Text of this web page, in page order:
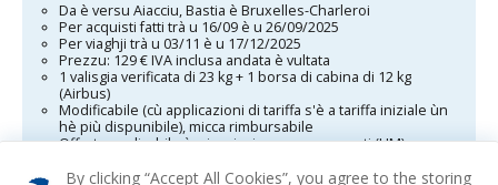
Da è versu Aiacciu, Bastia è Bruxelles-Charleroi
Per acquisti fatti trà u 16/09 è u 26/09/2025
Per viaghji trà u 03/11 è u 17/12/2025
Prezzu: 129 € IVA inclusa andata è vultata
1 valisgia verificata di 23 kg + 1 borsa di cabina di 12 kg
(Airbus)
Modificabile (cù applicazioni di tariffa s'è a tariffa iniziale ùn
hè più dispunibile), micca rimbursabile
Offerta applicabile à minori micca accumpagnati (UM)
Sta offerta hè valida da u 16/09/25 à u 26/09/25 inclusu,
By clicking “Accept All Cookies”, you agree to the storing